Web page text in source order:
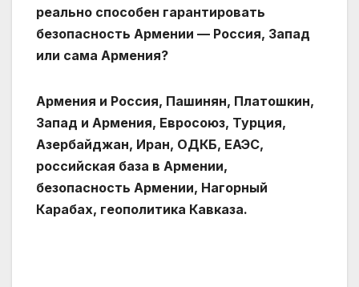
реально способен гарантировать
безопасность Армении — Россия, Запад
или сама Армения?
Армения и Россия, Пашинян, Платошкин,
Запад и Армения, Евросоюз, Турция,
Азербайджан, Иран, ОДКБ, ЕАЭС,
российская база в Армении,
безопасность Армении, Нагорный
Карабах, геополитика Кавказа.